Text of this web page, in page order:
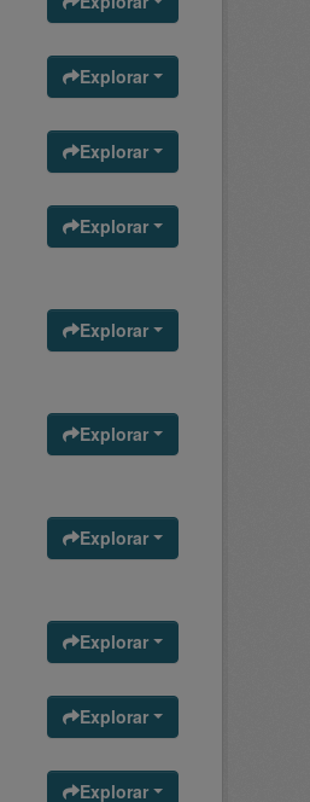
Explorar
Explorar
Explorar
Explorar
Explorar
Explorar
Explorar
Explorar
Explorar